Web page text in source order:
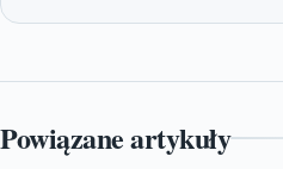
Powiązane artykuły